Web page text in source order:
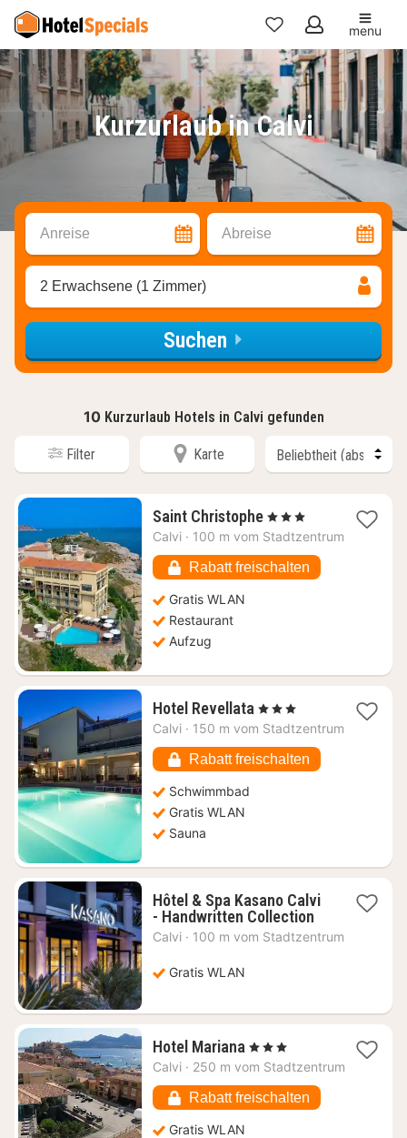
Meine
Favoriten
menu
Kurzurlaub in Calvi
Anreise Abreise
2 Erwachsene (1 Zimmer)
Suchen
10 Kurzurlaub Hotels in Calvi gefunden
Filter Karte
Saint Christophe1
Nacht
220,44
€
, 3 Sterne
Calvi · 100 m vom Stadtzentrum
Rabatt freischalten
Gratis WLAN
Restaurant
Aufzug
Hotel Revellata 1
Nacht
207,64
€
, 3 Sterne
Calvi · 150 m vom Stadtzentrum
Rabatt freischalten
Schwimmbad
Gratis WLAN
Sauna
Hôtel & Spa Kasano Calvi
- Handwritten Collection1
Nacht
Calvi · 100 m vom Stadtzentrum
Gratis WLAN
Hotel Mariana 1
Nacht
147,89
€
, 3 Sterne
Calvi · 250 m vom Stadtzentrum
Rabatt freischalten
Gratis WLAN